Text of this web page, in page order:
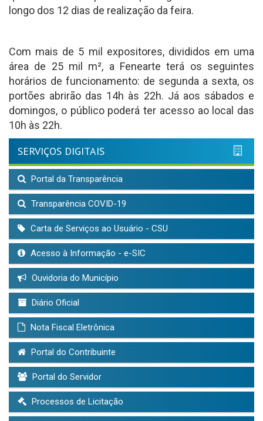
longo dos 12 dias de realização da feira.
Com mais de 5 mil expositores, divididos em uma
área de 25 mil m², a Fenearte terá os seguintes
horários de funcionamento: de segunda a sexta, os
portões abrirão das 14h às 22h. Já aos sábados e
domingos, o público poderá ter acesso ao local das
10h às 22h.
SERVIÇOS DIGITAIS
Portal da Transparência
Transparência COVID-19
Carta de Serviços ao Usuário - CSU
Acesso à Informação - e-SIC
Ouvidoria do Município
Diário Oficial
Nota Fiscal Eletrônica
Portal do Contribuinte
Portal do Servidor
Processos de Licitação